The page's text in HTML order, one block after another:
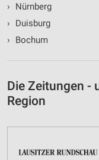
›
Nürnberg
›
Duisburg
›
Bochum
Die Zeitungen -
Region